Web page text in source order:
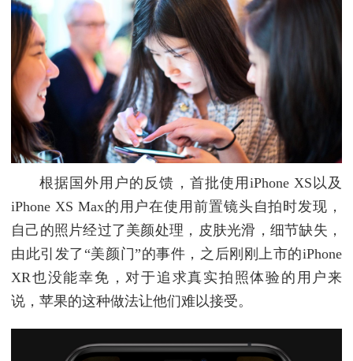
根据国外用户的反馈，首批使用iPhone XS以及
iPhone XS Max的用户在使用前置镜头自拍时发现，
自己的照片经过了美颜处理，皮肤光滑，细节缺失，
由此引发了“美颜门”的事件，之后刚刚上市的iPhone
XR也没能幸免，对于追求真实拍照体验的用户来
说，苹果的这种做法让他们难以接受。